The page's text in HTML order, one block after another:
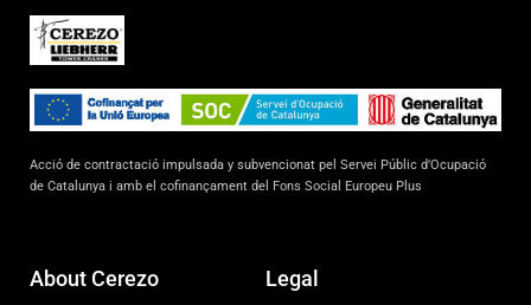
Acció de contractació impulsada y subvencionat pel Servei Públic d’Ocupació
de Catalunya i amb el cofinançament del Fons Social Europeu Plus
About Cerezo Legal